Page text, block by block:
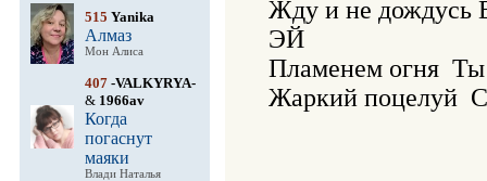
515 Yanika
Алмаз
Мон Алиса
407 -VALKYRYA-
& 1966av
Когда
погаснут
маяки
Влади Наталья
Жду и не дождусь
ЭЙ
Пламенем огня
Жаркий поцелуй